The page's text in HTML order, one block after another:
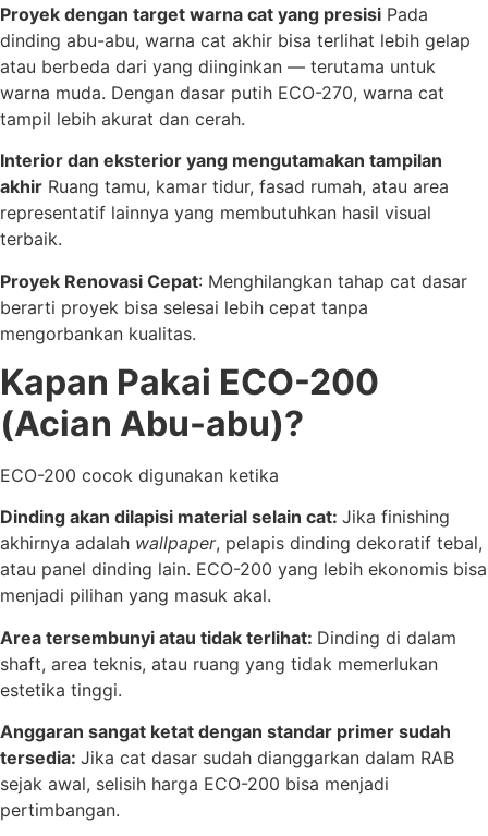
Proyek dengan target warna cat yang presisi Pada
dinding abu-abu, warna cat akhir bisa terlihat lebih gelap
atau berbeda dari yang diinginkan — terutama untuk
warna muda. Dengan dasar putih ECO-270, warna cat
tampil lebih akurat dan cerah.
Interior dan eksterior yang mengutamakan tampilan
akhir Ruang tamu, kamar tidur, fasad rumah, atau area
representatif lainnya yang membutuhkan hasil visual
terbaik.
Proyek Renovasi Cepat: Menghilangkan tahap cat dasar
berarti proyek bisa selesai lebih cepat tanpa
mengorbankan kualitas.
Kapan Pakai ECO-200
(Acian Abu-abu)?
ECO-200 cocok digunakan ketika
Dinding akan dilapisi material selain cat: Jika finishing
akhirnya adalah wallpaper, pelapis dinding dekoratif tebal,
atau panel dinding lain. ECO-200 yang lebih ekonomis bisa
menjadi pilihan yang masuk akal.
Area tersembunyi atau tidak terlihat: Dinding di dalam
shaft, area teknis, atau ruang yang tidak memerlukan
estetika tinggi.
Anggaran sangat ketat dengan standar primer sudah
tersedia: Jika cat dasar sudah dianggarkan dalam RAB
sejak awal, selisih harga ECO-200 bisa menjadi
pertimbangan.